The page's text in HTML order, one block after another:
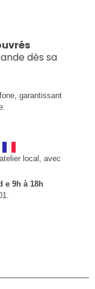
dès sa
garantissant
local, avec
e 9h à 18h